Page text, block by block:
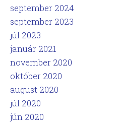
september 2024
september 2023
júl 2023
január 2021
november 2020
október 2020
august 2020
júl 2020
jún 2020